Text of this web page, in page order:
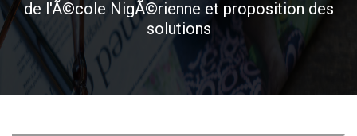
de l'Ã©cole NigÃ©rienne et proposition des
solutions